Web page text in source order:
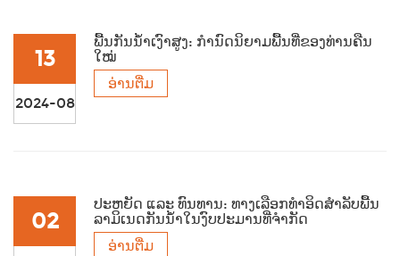
13
2024-08
ພື້ນກັນນ້ຳເງົາສູງ: ກຳນົດນິຍາມພື້ນທີ່ຂອງທ່ານຄືນ
ໃໝ່
ອ່ານຕື່ມ
02
ປະຫຍັດ ແລະ ທົນທານ: ທາງເລືອກທຳອິດສຳລັບພື້ນ
ລາມິເນດກັນນ້ຳໃນງົບປະມານທີ່ຈຳກັດ
ອ່ານຕື່ມ